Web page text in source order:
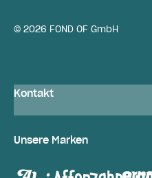
© 2026 FOND OF GmbH
Kontakt
Unsere Marken